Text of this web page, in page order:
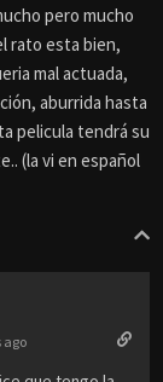
pero mucho
rato esta bien,
mal actuada,
aburrida hasta
pelicula tendrá su
(la vi en español
ago